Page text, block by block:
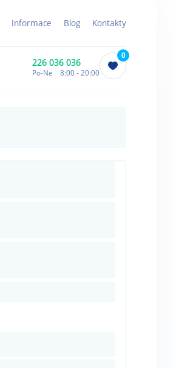
Informace Blog Kontakty
226 036 036
Po-Ne 8:00 - 20:00
0